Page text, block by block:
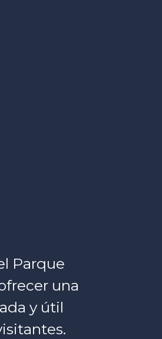
Parque
una
y útil